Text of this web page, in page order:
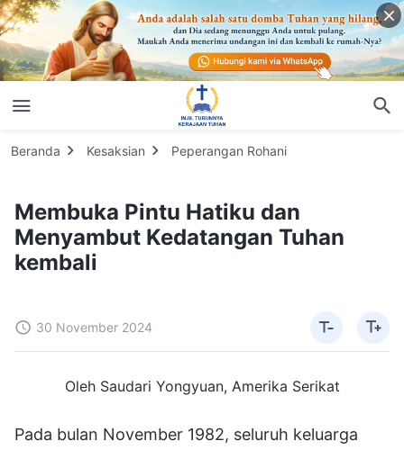
Beranda Kesaksian Peperangan Rohani
Membuka Pintu Hatiku dan
Menyambut Kedatangan Tuhan
kembali
30 November 2024
Oleh Saudari Yongyuan, Amerika Serikat
Pada bulan November 1982, seluruh keluarga